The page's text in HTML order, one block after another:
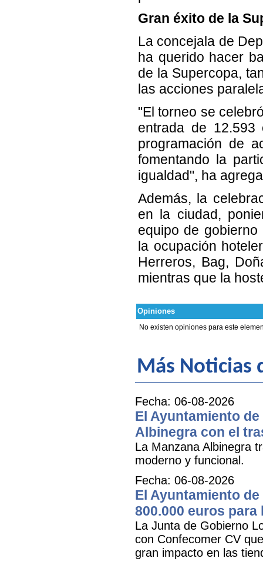
Gran éxito de la
La concejala de
ha querido hacer
de la Supercopa,
las acciones
"El torneo se
entrada de
programación de
fomentando la
igualdad", ha
Además, la
en la ciudad,
equipo de
la ocupación
Herreros, Bag,
mientras que la
Opiniones
No existen opiniones para este
Más Noticias
Fecha: 06-08-2026
El Ayuntamiento
Albinegra con el
La Manzana Albinegra
moderno y funcional.
Fecha: 06-08-2026
El Ayuntamiento
800.000 euros
La Junta de Gobierno
con Confecomer CV
gran impacto en las